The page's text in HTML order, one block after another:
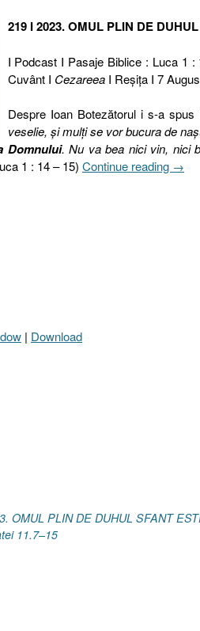
219 I 2023. OMUL PLIN DE
I Podcast I Pasaje Biblice : Luca 1
Cuvânt I CezareeaI Reşiţa I 7
Despre Ioan Botezătorul i s-a spus
veselie, şi mulţi se vor bucura de
Domnului. Nu va bea nici vin, nici
1 : 14 – 15) Continue reading „219
I
→
| Download
OMUL PLIN DE DUHUL SFANT
11.7–15